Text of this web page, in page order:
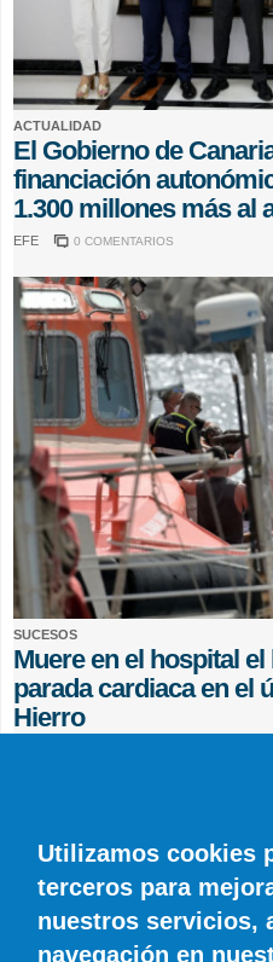
ACTUALIDAD
El Gobierno de
financiación
1.300 millones más al
EFE 0 COMENTARIOS
SUCESOS
Muere en el hospital
parada cardiaca en el
Hierro
Utilizamos cookies
terceros para
nuestros servicios,
navegación en